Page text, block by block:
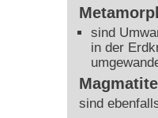
sind
in der
Magmatite
sind